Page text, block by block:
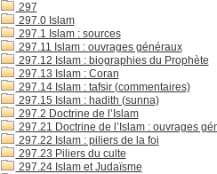
297
297.0 Islam
297.1 Islam : sources
297.11 Islam : ouvrages généraux
297.12 Islam : biographies du Prophète
297.13 Islam : Coran
297.14 Islam : tafsir (commentaires)
297.15 Islam : hadith (sunna)
297.2 Doctrine de l’Islam
297.21 Doctrine de l’Islam : ouvrages
297.22 Islam : piliers de la foi
297.23 Piliers du culte
297.24 Islam et Judaïsme